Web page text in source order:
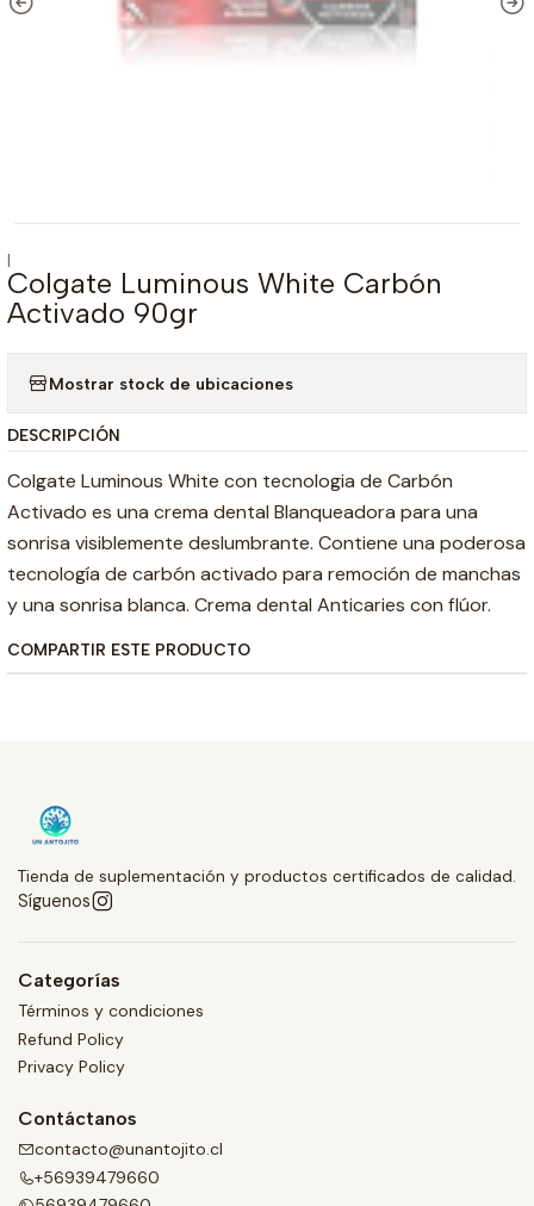
|
Colgate Luminous White Carbón
Activado 90gr
Mostrar stock de ubicaciones
DESCRIPCIÓN
Colgate Luminous White con tecnologia de Carbón
Activado es una crema dental Blanqueadora para una
sonrisa visiblemente deslumbrante. Contiene una poderosa
tecnología de carbón activado para remoción de manchas
y una sonrisa blanca. Crema dental Anticaries con flúor.
COMPARTIR ESTE PRODUCTO
Tienda de suplementación y productos certificados de calidad.
Síguenos
Categorías
Términos y condiciones
Refund Policy
Privacy Policy
Contáctanos
contacto@unantojito.cl
+56939479660